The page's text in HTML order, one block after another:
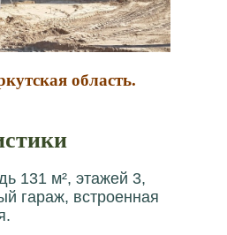
область.
131 м², этажей 3,
гараж, встроенная